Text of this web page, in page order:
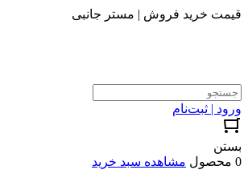
قیمت خرید فروش | مستر جانبی
ورود | ثبت‌نام
بستن
0 محصول
مشاهده سبد خرید